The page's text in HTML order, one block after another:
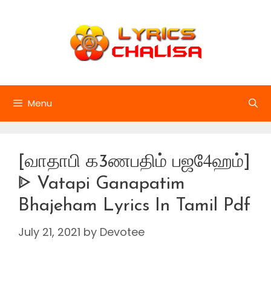
Menu
[வாதாபி க3ணபதிம் பஜ4ேஹம்]
ᐈ Vatapi Ganapatim
Bhajeham Lyrics In Tamil Pdf
July 21, 2021 by Devotee